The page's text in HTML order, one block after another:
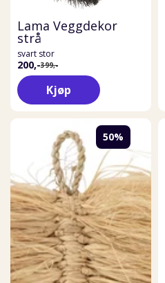
Lama Veggdekor
strå
svart stor
200,-399,-
Kjøp
50%